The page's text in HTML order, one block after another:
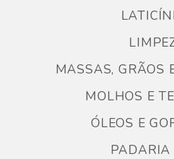
MASSAS, GRÃOS
MOLHOS E
ÓLEOS E
PADARIA